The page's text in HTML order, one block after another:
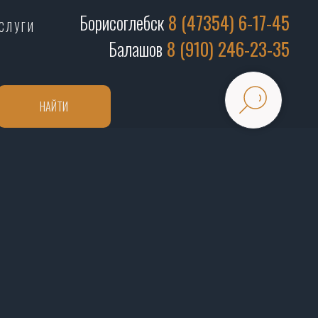
Борисоглебск8 (47354) 6-17-45
Балашов 8 (910) 246-23-35
НАЙТИ